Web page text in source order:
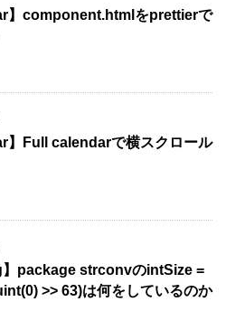
】component.htmlをprettierで
】Full calendarで横スクロール
】package strconvのintSize =
>> 63)は何をしているのか